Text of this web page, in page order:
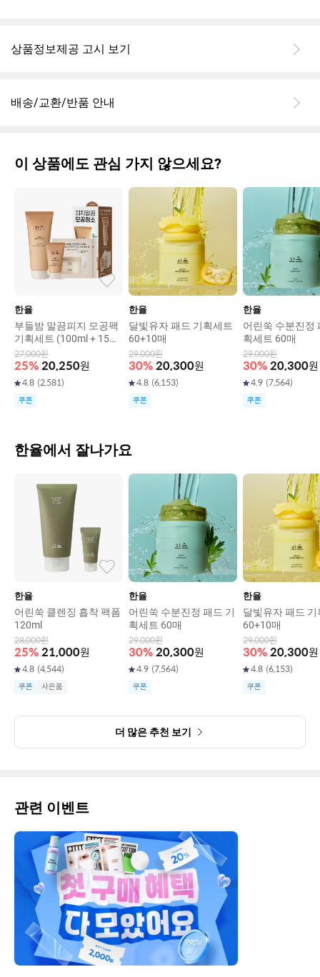
대박임 넘좋음)
상품정보제공 고시 보기
배송/교환/반품 안내
이 상품에도 관심 가지 않으세요?
한율
부들밤 말끔피지 모공팩
기획세트 (100ml + 15ml
+ 모공패드 2매입 (2EA))
27,000원
25% 20,250원
4.8 (2,581)
쿠폰
한율
달빛유자 패드 기획세트
60+10매
29,000원
30% 20,300원
4.8 (6,153)
쿠폰
한율
어린쑥 수분진정
획세트 60매
29,000원
30% 20,300원
4.9 (7,564)
쿠폰
한율에서 잘나가요
한율
어린쑥 클렌징 흡착 팩폼
120ml
28,000원
25% 21,000원
4.8 (4,544)
쿠폰 사은품
한율
어린쑥 수분진정 패드 기
획세트 60매
29,000원
30% 20,300원
4.9 (7,564)
쿠폰
한율
달빛유자 패드
60+10매
29,000원
30% 20,300원
4.8 (6,153)
쿠폰
더 많은 추천 보기
관련 이벤트